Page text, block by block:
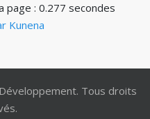
page : 0.277 secondes
Kunena
Tous droits